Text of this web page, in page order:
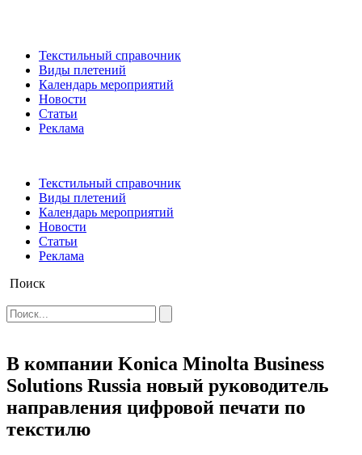
Текстильный справочник
Виды плетений
Календарь мероприятий
Новости
Статьи
Реклама
Текстильный справочник
Виды плетений
Календарь мероприятий
Новости
Статьи
Реклама
Поиск
В компании Konica Minolta Business
Solutions Russia новый руководитель
направления цифровой печати по
текстилю